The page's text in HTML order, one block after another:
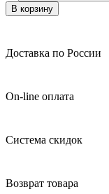
В корзину
Доставка по России
On-line оплата
Система скидок
Возврат товара